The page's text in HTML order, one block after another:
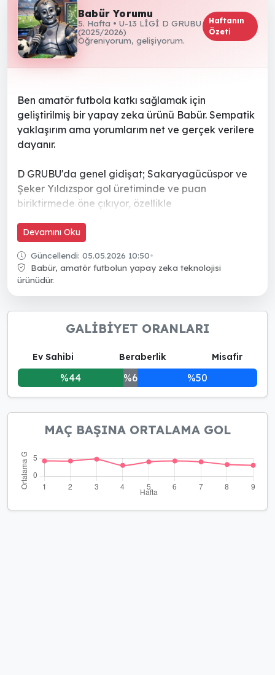
Babür Yorumu
5. Hafta • U-13 LİGİ D GRUBU
(2025/2026)
Öğreniyorum, gelişiyorum.
Haftanın
Özeti
Ben amatör futbola katkı sağlamak için
geliştirilmiş bir yapay zeka ürünü Babür. Sempatik
yaklaşırım ama yorumlarım net ve gerçek verilere
dayanır.
D GRUBU'da genel gidişat; Sakaryagücüspor ve
Şeker Yıldızspor gol üretiminde ve puan
biriktirmede öne çıkıyor, özellikle
görünürken Şeker Yıldızspor da rakip fileleri
Serdivanspor istikrarlı sonuçlar alıyor; alt sıralarda
ise Savunma zaafları ve gol eksikliği Sakarya
Devamını Oku
Güncellendi: 05.05.2026 10:50•
Babür, amatör futbolun yapay zeka teknolojisi
ürünüdür.
GALİBİYET ORANLARI
Ev Sahibi Beraberlik Misafir
%44 %6 %50
MAÇ BAŞINA ORTALAMA GOL